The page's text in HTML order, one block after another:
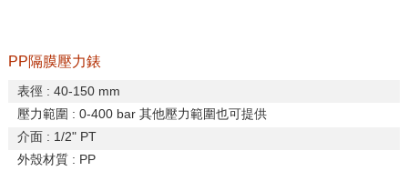
PP隔膜壓力錶
表徑 : 40-150 mm
壓力範圍 : 0-400 bar 其他壓力範圍也可提供
介面: 1/2" PT
外殼材質: PP